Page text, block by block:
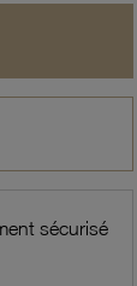
sécurisé